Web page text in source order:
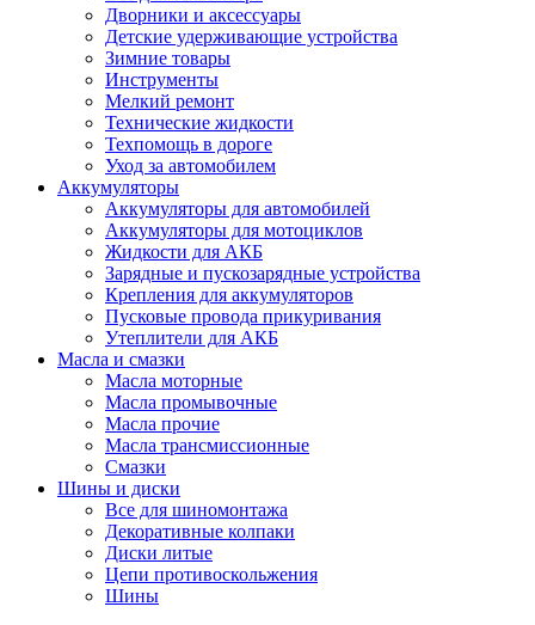
Дворники и аксессуары
Детские удерживающие устройства
Зимние товары
Инструменты
Мелкий ремонт
Технические жидкости
Техпомощь в дороге
Уход за автомобилем
Аккумуляторы
Аккумуляторы для автомобилей
Аккумуляторы для мотоциклов
Жидкости для АКБ
Зарядные и пускозарядные устройства
Крепления для аккумуляторов
Пусковые провода прикуривания
Утеплители для АКБ
Масла и смазки
Масла моторные
Масла промывочные
Масла прочие
Масла трансмиссионные
Смазки
Шины и диски
Все для шиномонтажа
Декоративные колпаки
Диски литые
Цепи противоскольжения
Шины